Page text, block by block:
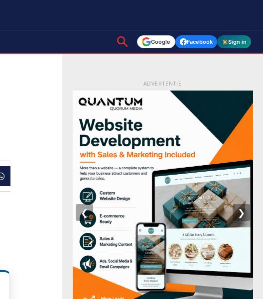
Google Facebook Sign in
ADVERTENTIE
❮ ❯